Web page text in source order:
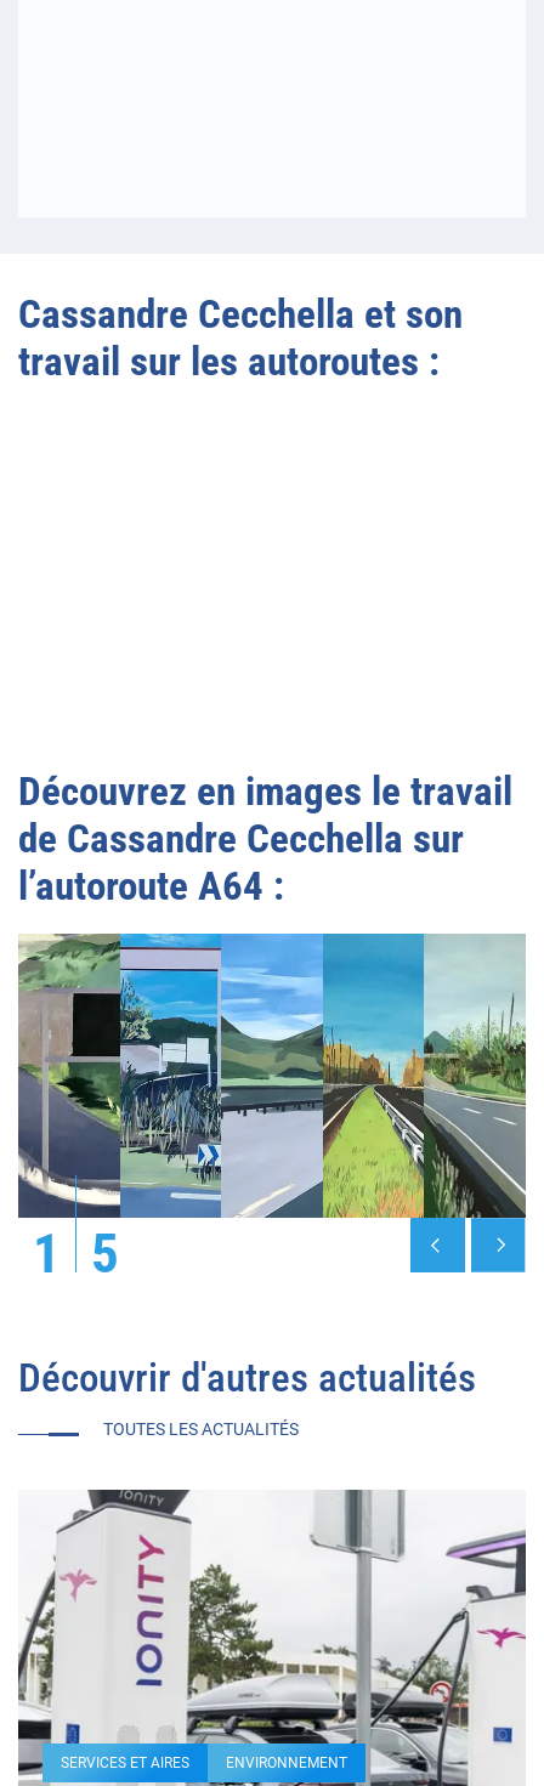
Cassandre Cecchella et son
travail sur les autoroutes :
Découvrez en images le travail
de Cassandre Cecchella sur
l’autoroute A64 :
1 5
Découvrir d'autres actualités
TOUTES LES ACTUALITÉS
SERVICES ET AIRES ENVIRONNEMENT